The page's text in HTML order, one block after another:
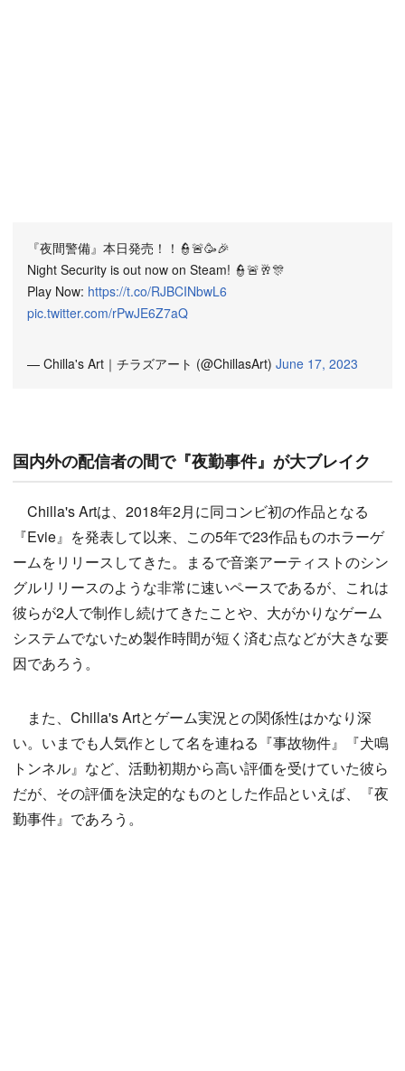
『夜間警備』本日発売！！👮🚨🥳🎉
Night Security is out now on Steam! 👮🚨🥂🎊
Play Now: https://t.co/RJBCINbwL6
pic.twitter.com/rPwJE6Z7aQ
— Chilla's Art｜チラズアート (@ChillasArt) June 17, 2023
国内外の配信者の間で『夜勤事件』が大ブレイク
Chilla's Artは、2018年2月に同コンビ初の作品となる
『Evie』を発表して以来、この5年で23作品ものホラーゲ
ームをリリースしてきた。まるで音楽アーティストのシン
グルリリースのような非常に速いペースであるが、これは
彼らが2人で制作し続けてきたことや、大がかりなゲーム
システムでないため製作時間が短く済む点などが大きな要
因であろう。
また、Chilla's Artとゲーム実況との関係性はかなり深
い。いまでも人気作として名を連ねる『事故物件』『犬鳴
トンネル』など、活動初期から高い評価を受けていた彼ら
だが、その評価を決定的なものとした作品といえば、『夜
勤事件』であろう。